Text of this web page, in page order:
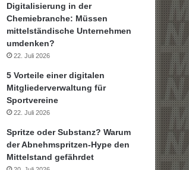
Digitalisierung in der
Chemiebranche: Müssen
mittelständische Unternehmen
umdenken?
22. Juli 2026
5 Vorteile einer digitalen
Mitgliederverwaltung für
Sportvereine
22. Juli 2026
Spritze oder Substanz? Warum
der Abnehmspritzen-Hype den
Mittelstand gefährdet